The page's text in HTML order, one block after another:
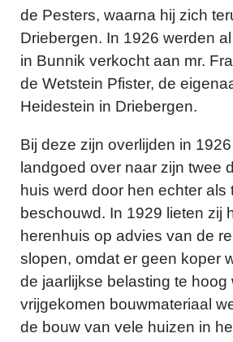
de Pesters, waarna hij zich
Driebergen. In 1926 werden
in Bunnik verkocht aan mr.
de Wetstein Pfister, de
Heidestein in Driebergen.
Bij deze zijn overlijden in
landgoed over naar zijn twee
huis werd door hen echter als
beschouwd. In 1929 lieten zij
herenhuis op advies van de
slopen, omdat er geen koper
de jaarlijkse belasting te hoog
vrijgekomen bouwmateriaal
de bouw van vele huizen in